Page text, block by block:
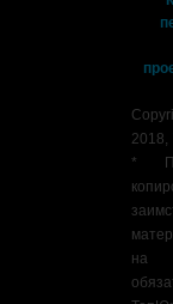
2018,
*
на